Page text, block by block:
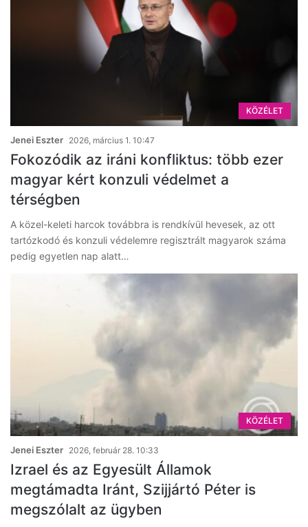
KÖZÉLET
Jenei Eszter 2026, március 1. 10:47
Fokozódik az iráni konfliktus: több ezer
magyar kért konzuli védelmet a
térségben
A közel-keleti harcok továbbra is rendkívül hevesek, az ott
tartózkodó és konzuli védelemre regisztrált magyarok száma
pedig egyetlen nap alatt…
KÖZÉLET
Jenei Eszter 2026, február 28. 10:33
Izrael és az Egyesült Államok
megtámadta Iránt, Szijjártó Péter is
megszólalt az ügyben